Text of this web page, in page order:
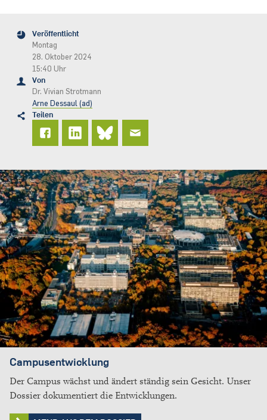
Veröffentlicht
Montag
28. Oktober 2024
15:40 Uhr
Von
Dr. Vivian Strotmann
Arne Dessaul (ad)
Teilen
Campusentwicklung
Der Campus wächst und ändert ständig sein Gesicht. Unser
Dossier dokumentiert die Entwicklungen.